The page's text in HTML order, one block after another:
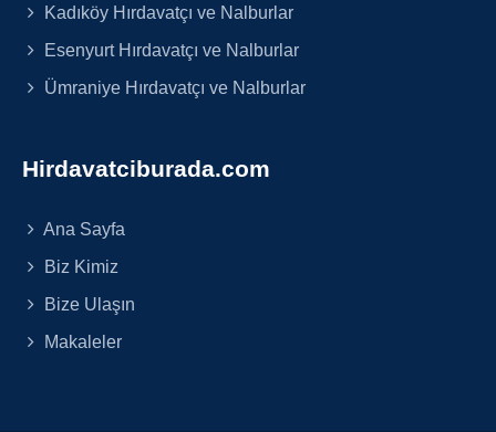
Kadıköy Hırdavatçı ve Nalburlar
Esenyurt Hırdavatçı ve Nalburlar
Ümraniye Hırdavatçı ve Nalburlar
Hirdavatciburada.com
Ana Sayfa
Biz Kimiz
Bize Ulaşın
Makaleler